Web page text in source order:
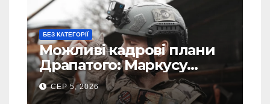
БЕЗ КАТЕГОРІЇ
Можливі кадрові плани
Драпатого: Маркусу
пророкують важливу
посаду у ЗСУ
СЕР 5, 2026